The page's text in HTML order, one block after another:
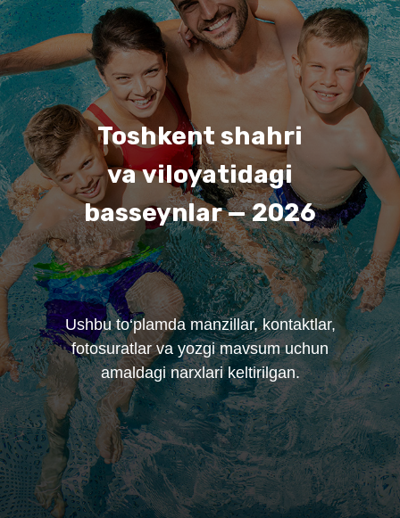
Ushbu to‘plamda manzillar, kontaktlar,
fotosuratlar va yozgi mavsum uchun
amaldagi narxlari keltirilgan.
Toshkent shahri
va viloyatidagi
basseynlar — 2026